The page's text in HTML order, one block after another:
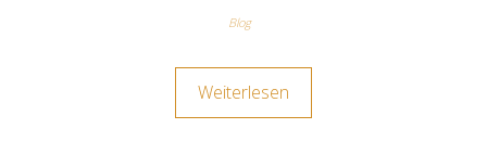
Blog
Weiterlesen